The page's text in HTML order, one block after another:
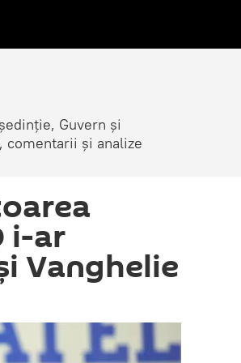
Guvern și
și analize
i-ar
Vanghelie